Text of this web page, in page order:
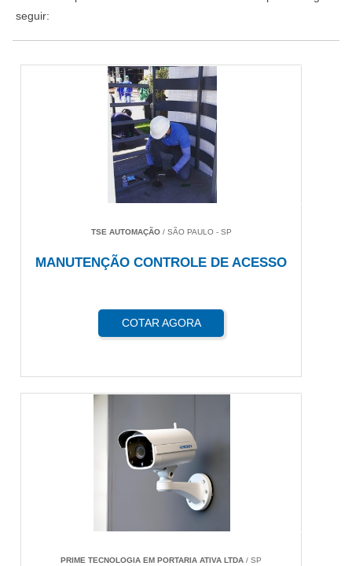
seguir:
TSE AUTOMAÇÃO/ SÃO PAULO - SP
MANUTENÇÃO CONTROLE DE ACESSO
COTAR AGORA
PRIME TECNOLOGIA EM PORTARIA ATIVA LTDA / SP